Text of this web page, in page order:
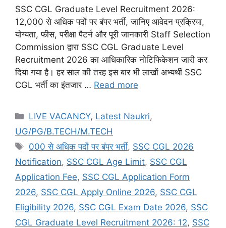
SSC CGL Graduate Level Recruitment 2026:
12,000 से अधिक पदों पर बंपर भर्ती, जानिए आवेदन प्रक्रिया,
योग्यता, फीस, परीक्षा पैटर्न और पूरी जानकारी Staff Selection
Commission द्वारा SSC CGL Graduate Level
Recruitment 2026 का आधिकारिक नोटिफिकेशन जारी कर
दिया गया है। हर साल की तरह इस बार भी लाखों अभ्यर्थी SSC
CGL भर्ती का इंतजार … Read more
LIVE VACANCY, Latest Naukri,
UG/PG/B.TECH/M.TECH
000 से अधिक पदों पर बंपर भर्ती, SSC CGL 2026
Notification, SSC CGL Age Limit, SSC CGL
Application Fee, SSC CGL Application Form
2026, SSC CGL Apply Online 2026, SSC CGL
Eligibility 2026, SSC CGL Exam Date 2026, SSC
CGL Graduate Level Recruitment 2026: 12, SSC